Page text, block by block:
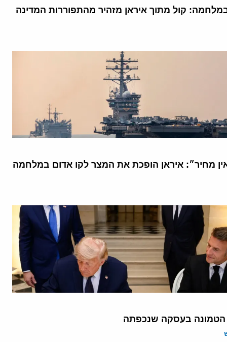
קול מתוך איראן מזהיר מהתפוררות המדינה
מחיר״: איראן הופכת את המצר לקו אדום במלחמה
הטמונה בעסקה שנכפתה